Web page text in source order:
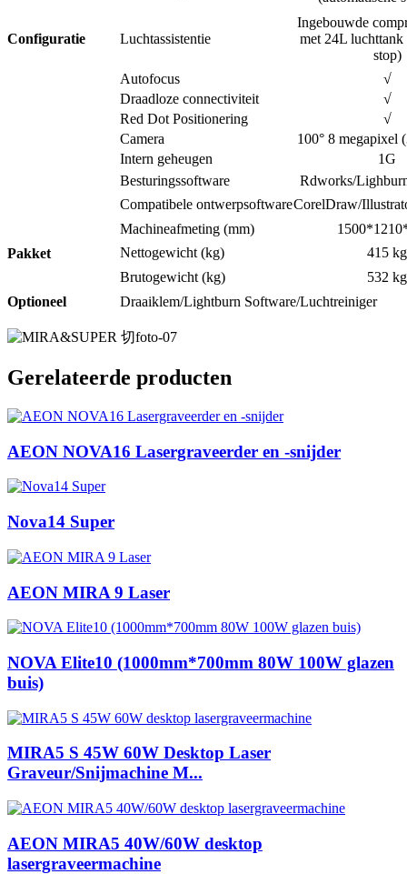
Configuratie Luchtassistentie
Ingebouwde
met 24L
stop)
Autofocus
√
Draadloze connectiviteit
√
Red Dot Positionering
√
Camera
100° 8 megapixel
Intern geheugen
1G
Besturingssoftware
Rdworks/
Compatibele ontwerpsoftwareCorelDraw/
Pakket
Machineafmeting (mm)
Nettogewicht (kg)
415 kg
Brutogewicht (kg)
532 kg
Optioneel
Draaiklem/Lightburn Software/Luchtreiniger
Gerelateerde producten
AEON NOVA16 Lasergraveerder en -snijder
Nova14 Super
AEON MIRA 9 Laser
NOVA Elite10 (1000mm*700mm 80W 100W glazen
buis)
MIRA5 S 45W 60W Desktop Laser
Graveur/Snijmachine M...
AEON MIRA5 40W/60W desktop
lasergraveermachine